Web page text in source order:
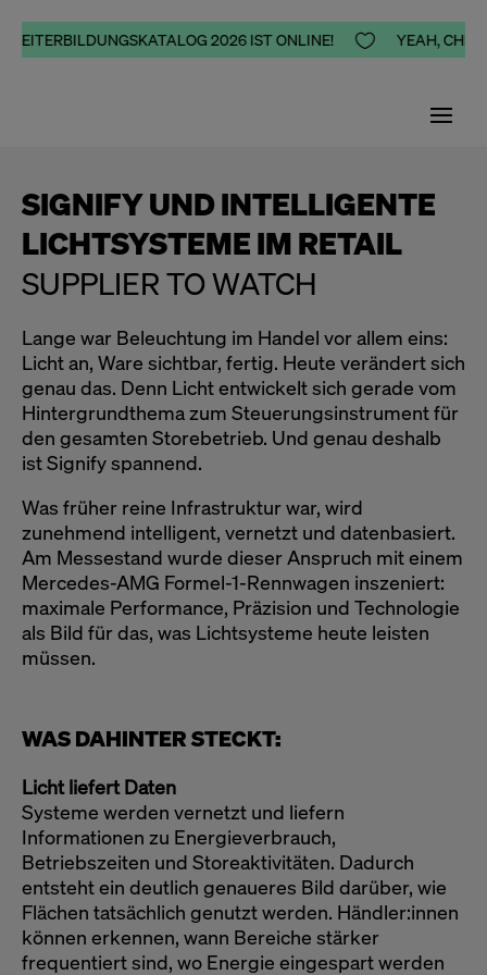
2026 IST ONLINE!  YEAH,
SIGNIFY UND INTELLIGENTE
LICHTSYSTEME IM RETAIL
SUPPLIER TO WATCH
Lange war Beleuchtung im Handel vor allem eins:
Licht an, Ware sichtbar, fertig. Heute verändert sich
genau das. Denn Licht entwickelt sich gerade vom
Hintergrundthema zum Steuerungsinstrument für
den gesamten Storebetrieb. Und genau deshalb
ist Signify spannend.
Was früher reine Infrastruktur war, wird
zunehmend intelligent, vernetzt und datenbasiert.
Am Messestand wurde dieser Anspruch mit einem
Mercedes-AMG Formel-1-Rennwagen inszeniert:
maximale Performance, Präzision und Technologie
als Bild für das, was Lichtsysteme heute leisten
müssen.
WAS DAHINTER STECKT:
Licht liefert Daten
Systeme werden vernetzt und liefern
Informationen zu Energieverbrauch,
Betriebszeiten und Storeaktivitäten. Dadurch
entsteht ein deutlich genaueres Bild darüber, wie
Flächen tatsächlich genutzt werden. Händler:innen
können erkennen, wann Bereiche stärker
frequentiert sind, wo Energie eingespart werden